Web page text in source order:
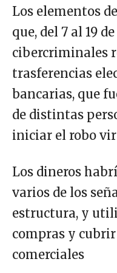
Los elementos
que, del 7 al 19
cibercriminales
trasferencias
bancarias, que
de distintas
iniciar el robo
Los dineros
varios de los
estructura, y
compras y
comerciales